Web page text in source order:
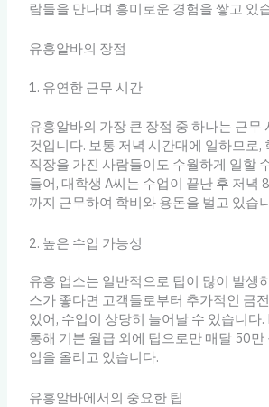
람들을 만나며 흥미로운 경험을 쌓고 있
유흥알바의 장점
1. 유연한 근무 시간
유흥알바의 가장 큰 장점 중 하나는 근무
것입니다. 보통 저녁 시간대에 일하므로,
직장을 가진 사람들이도 수월하게 일할
들어, 대학생 A씨는 수업이 끝난 후 저녁
까지 근무하여 학비와 용돈을 벌고 있습
2. 높은 수입 가능성
유흥 업소는 일반적으로 팁이 많이 발생
스가 좋다면 고객들로부터 추가적인 금
있어, 수입이 상당히 늘어날 수 있습니다
통해 기본 월급 외에 팁으로만 매달 50만
입을 올리고 있습니다.
유흥알바에서의 중요한 팁